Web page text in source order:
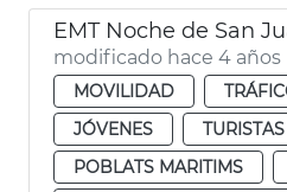
EMT Noche de San
modificado hace 4 años
MOVILIDAD
JÓVENES
TURISTAS
POBLATS MARITIMS